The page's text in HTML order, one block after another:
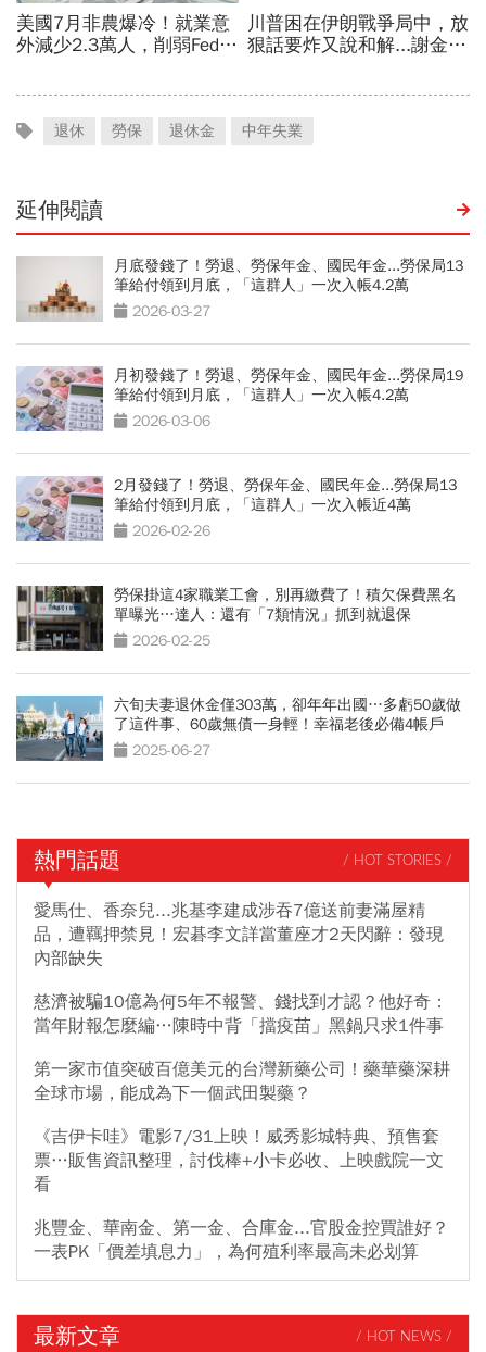
退休 勞保 退休金 中年失業
延伸閱讀
月底發錢了！勞退、勞保年金、國民年金...勞保局13
筆給付領到月底，「這群人」一次入帳4.2萬
2026-03-27
月初發錢了！勞退、勞保年金、國民年金...勞保局19
筆給付領到月底，「這群人」一次入帳4.2萬
2026-03-06
2月發錢了！勞退、勞保年金、國民年金...勞保局13
筆給付領到月底，「這群人」一次入帳近4萬
2026-02-26
勞保掛這4家職業工會，別再繳費了！積欠保費黑名
單曝光…達人：還有「7類情況」抓到就退保
2026-02-25
六旬夫妻退休金僅303萬，卻年年出國…多虧50歲做
了這件事、60歲無債一身輕！幸福老後必備4帳戶
2025-06-27
熱門話題 / HOT STORIES /
愛馬仕、香奈兒...兆基李建成涉吞7億送前妻滿屋精
品，遭羈押禁見！宏碁李文詳當董座才2天閃辭：發現
內部缺失
慈濟被騙10億為何5年不報警、錢找到才認？他好奇：
當年財報怎麼編…陳時中背「擋疫苗」黑鍋只求1件事
第一家市值突破百億美元的台灣新藥公司！藥華藥深耕
全球市場，能成為下一個武田製藥？
《吉伊卡哇》電影7/31上映！威秀影城特典、預售套
票…販售資訊整理，討伐棒+小卡必收、上映戲院一文
看
兆豐金、華南金、第一金、合庫金...官股金控買誰好？
一表PK「價差填息力」，為何殖利率最高未必划算
最新文章 / HOT NEWS /